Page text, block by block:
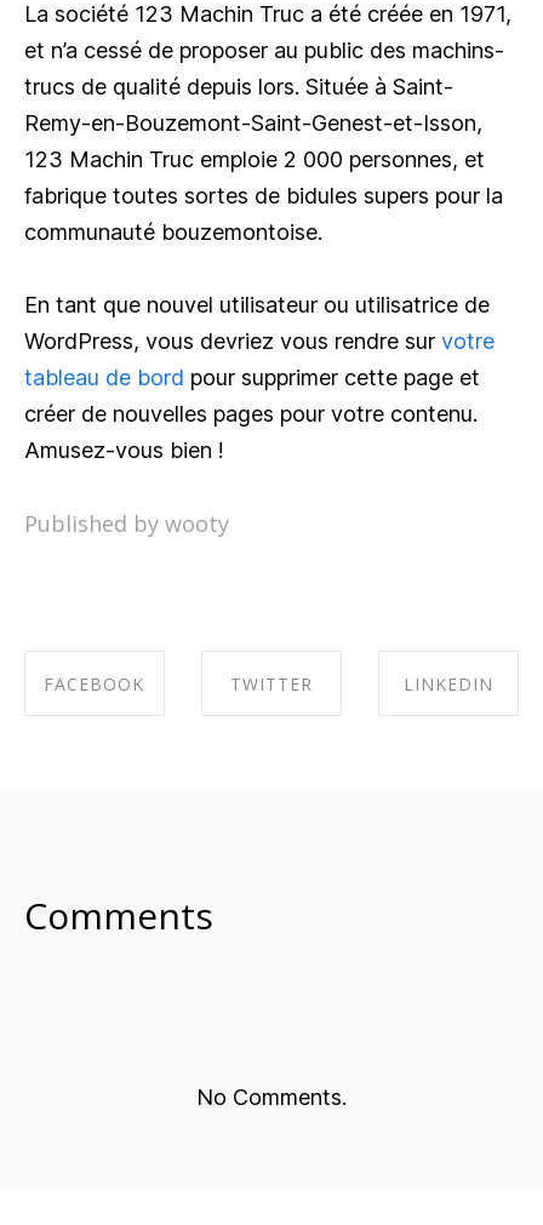
La société 123 Machin Truc a été créée en 1971,
et n’a cessé de proposer au public des machins-
trucs de qualité depuis lors. Située à Saint-
Remy-en-Bouzemont-Saint-Genest-et-Isson,
123 Machin Truc emploie 2 000 personnes, et
fabrique toutes sortes de bidules supers pour la
communauté bouzemontoise.
En tant que nouvel utilisateur ou utilisatrice de
WordPress, vous devriez vous rendre sur votre
tableau de bord pour supprimer cette page et
créer de nouvelles pages pour votre contenu.
Amusez-vous bien !
Published by wooty
FACEBOOK TWITTER LINKEDIN
Comments
No Comments.